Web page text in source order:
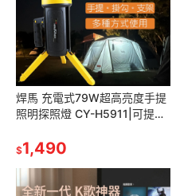
焊馬 充電式79W超高亮度手提
照明探照燈 CY-H5911|可提可
$1,490